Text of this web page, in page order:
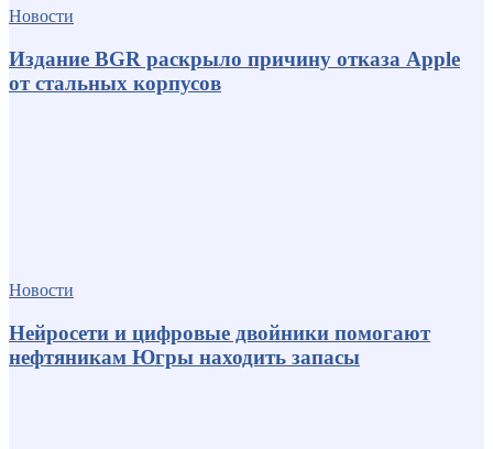
Новости
Издание BGR раскрыло причину отказа Apple
от стальных корпусов
Новости
Нейросети и цифровые двойники помогают
нефтяникам Югры находить запасы